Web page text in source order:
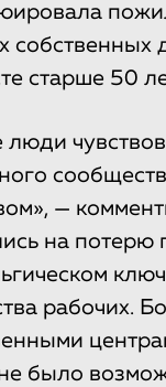
старше 50
люди
—
на потерю
рабочих.
было